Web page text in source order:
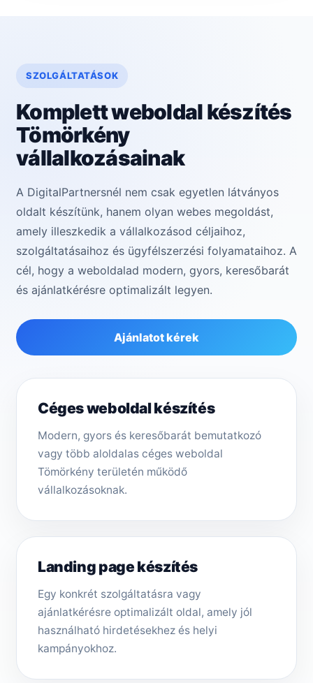
SZOLGÁLTATÁSOK
Komplett weboldal készítés
Tömörkény
vállalkozásainak
A DigitalPartnersnél nem csak egyetlen látványos
oldalt készítünk, hanem olyan webes megoldást,
amely illeszkedik a vállalkozásod céljaihoz,
szolgáltatásaihoz és ügyfélszerzési folyamataihoz. A
cél, hogy a weboldalad modern, gyors, keresőbarát
és ajánlatkérésre optimalizált legyen.
Ajánlatot kérek
Céges weboldal készítés
Modern, gyors és keresőbarát bemutatkozó
vagy több aloldalas céges weboldal
Tömörkény területén működő
vállalkozásoknak.
Landing page készítés
Egy konkrét szolgáltatásra vagy
ajánlatkérésre optimalizált oldal, amely jól
használható hirdetésekhez és helyi
kampányokhoz.